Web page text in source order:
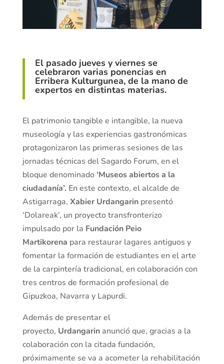
El pasado jueves y viernes se
celebraron varias ponencias en
Erribera Kulturgunea, de la mano de
expertos en distintas materias.
El patrimonio tangible e intangible, la nueva
museología y las experiencias gastronómicas
protagonizaron las primeras sesiones de las
jornadas técnicas del Sagardo Forum, en el
bloque denominado‘Museos abiertos a la
ciudadanía’. En este contexto, el alcalde de
Astigarraga, Xabier Urdangarinpresentó
‘Dolareak’, un proyecto transfronterizo
impulsado por la Fundación Peio
Martikorena para restaurar lagares antiguos y
fomentar la formación de estudiantes en el arte
de la carpintería tradicional, en colaboración con
tres centros de formación profesional de
Gipuzkoa, Navarra y Lapurdi.
Además de presentar el
proyecto, Urdangarin anunció que, gracias a la
colaboración con la citada fundación,
próximamente se va a acometer la rehabilitación